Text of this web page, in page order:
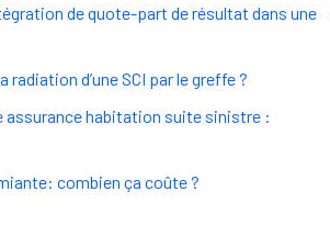
de quote-part de résultat dans une
radiation d’une SCI par le greffe ?
assurance habitation suite sinistre :
combien ça coûte ?